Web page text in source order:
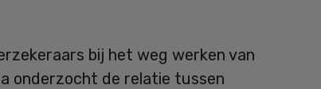
bij het weg werken van
onderzocht de relatie tussen